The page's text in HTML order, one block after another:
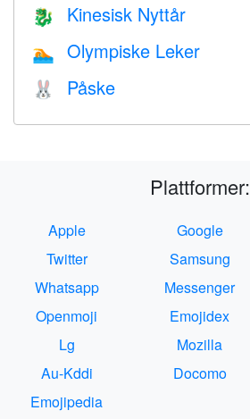
🐉 Kinesisk Nyttår
🏊 Olympiske Leker
🐰 Påske
Plattformer:
Apple Google
Twitter
Samsung
Whatsapp
Messenger
Openmoji
Emojidex
Lg
Mozilla
Au-Kddi
Docomo
Emojipedia